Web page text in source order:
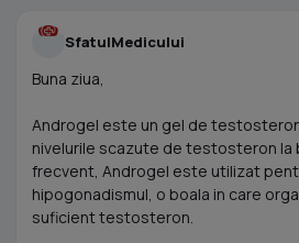
SfatulMedicului
Buna ziua,
Androgel este un gel de
nivelurile scazute de testosteron la
frecvent, Androgel este utilizat
hipogonadismul, o boala in care
suficient testosteron.